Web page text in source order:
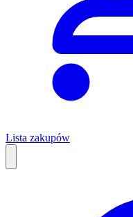
Lista zakupów